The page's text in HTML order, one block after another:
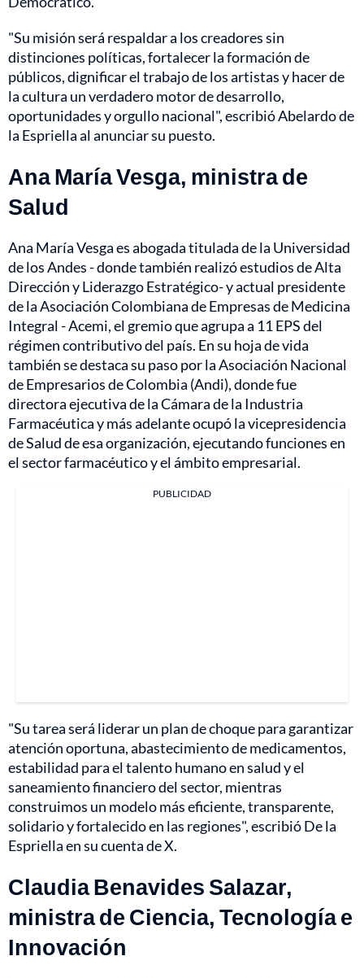
"Su misión será respaldar a los creadores sin
distinciones políticas, fortalecer la formación de
públicos, dignificar el trabajo de los artistas y hacer de
la cultura un verdadero motor de desarrollo,
oportunidades y orgullo nacional", escribió Abelardo de
la Espriella al anunciar su puesto.
Ana María Vesga, ministra de
Salud
Ana María Vesga es abogada titulada de la Universidad
de los Andes - donde también realizó estudios de Alta
Dirección y Liderazgo Estratégico- y actual presidente
de la Asociación Colombiana de Empresas de Medicina
Integral - Acemi, el gremio que agrupa a 11 EPS del
régimen contributivo del país. En su hoja de vida
también se destaca su paso por la Asociación Nacional
de Empresarios de Colombia (Andi), donde fue
directora ejecutiva de la Cámara de la Industria
Farmacéutica y más adelante ocupó la vicepresidencia
de Salud de esa organización, ejecutando funciones en
el sector farmacéutico y el ámbito empresarial.
PUBLICIDAD
"Su tarea será liderar un plan de choque para garantizar
atención oportuna, abastecimiento de medicamentos,
estabilidad para el talento humano en salud y el
saneamiento financiero del sector, mientras
construimos un modelo más eficiente, transparente,
solidario y fortalecido en las regiones", escribió De la
Espriella en su cuenta de X.
Claudia Benavides Salazar,
ministra de Ciencia, Tecnología e
Innovación